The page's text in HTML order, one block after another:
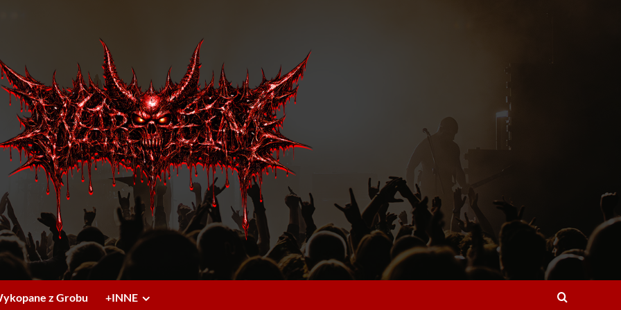
z Grobu +INNE